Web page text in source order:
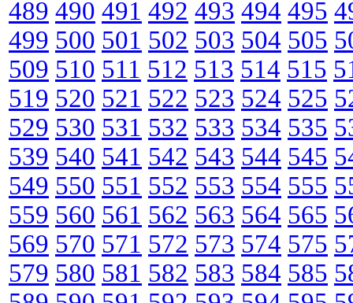
489 490 491 492 493 494 495
499 500 501 502 503 504 505
509 510 511 512 513 514 515
519 520 521 522 523 524 525
529 530 531 532 533 534 535
539 540 541 542 543 544 545
549 550 551 552 553 554 555
559 560 561 562 563 564 565
569 570 571 572 573 574 575
579 580 581 582 583 584 585